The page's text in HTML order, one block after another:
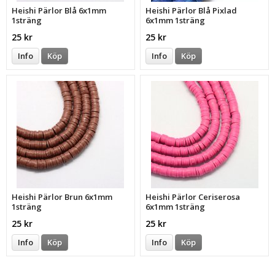
Heishi Pärlor Blå 6x1mm
1sträng
25 kr
Info Köp
Heishi Pärlor Blå Pixlad
6x1mm 1sträng
25 kr
Info Köp
Heishi Pärlor Brun 6x1mm
1sträng
25 kr
Info Köp
Heishi Pärlor Ceriserosa
6x1mm 1sträng
25 kr
Info Köp